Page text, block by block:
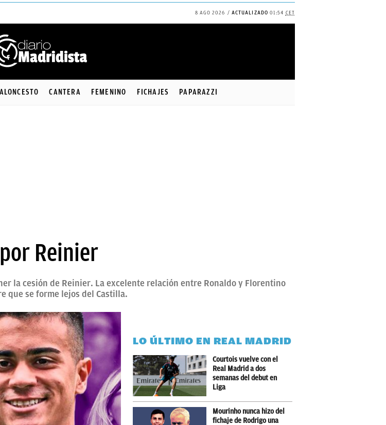
8 AGO 2026 ACTUALIZADO 01:54 CET
CANTERA FEMENINO FICHAJES PAPARAZZI
Reinier
la cesión de Reinier. La excelente relación entre Ronaldo y Florentino
que se forme lejos del Castilla.
LO ÚLTIMO EN REAL MADRID
Courtois vuelve con el
Real Madrid a dos
semanas del debut en
Liga
Mourinho nunca hizo del
fichaje de Rodrigo una